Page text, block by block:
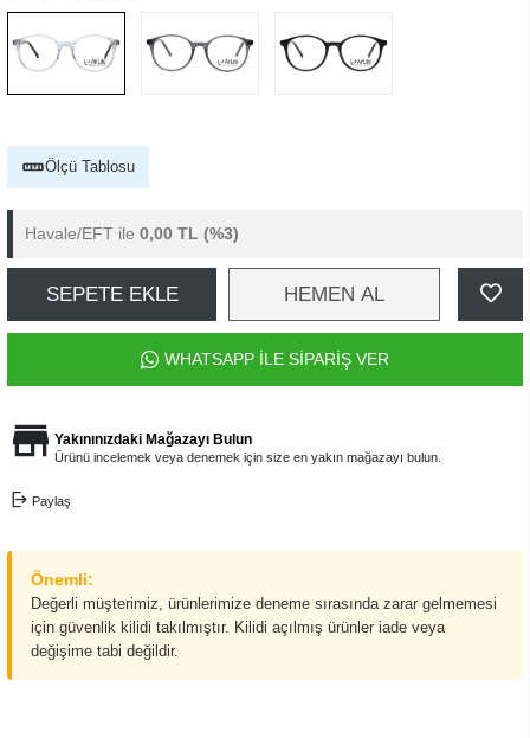
Ölçü Tablosu
Havale/EFT ile 0,00 TL (%3)
SEPETE EKLE HEMEN AL
WHATSAPP İLE SİPARİŞ VER
Yakınınızdaki Mağazayı Bulun
Ürünü incelemek veya denemek için size en yakın mağazayı bulun.
Paylaş
Önemli:
Değerli müşterimiz, ürünlerimize deneme sırasında zarar gelmemesi
için güvenlik kilidi takılmıştır. Kilidi açılmış ürünler iade veya
değişime tabi değildir.